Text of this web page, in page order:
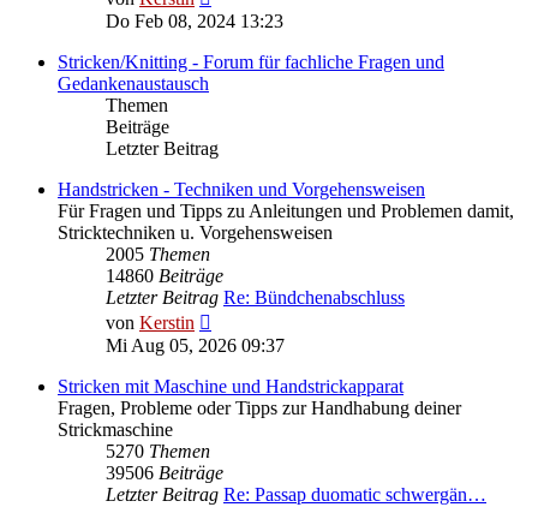
Beitrag
Do Feb 08, 2024 13:23
Stricken/Knitting - Forum für fachliche Fragen und
Gedankenaustausch
Themen
Beiträge
Letzter Beitrag
Handstricken - Techniken und Vorgehensweisen
Für Fragen und Tipps zu Anleitungen und Problemen damit,
Stricktechniken u. Vorgehensweisen
2005 Themen
14860 Beiträge
Letzter Beitrag Re: Bündchenabschluss
von Kerstin
Beitrag
Mi Aug 05, 2026 09:37
Stricken mit Maschine und Handstrickapparat
Fragen, Probleme oder Tipps zur Handhabung deiner
Strickmaschine
5270 Themen
39506 Beiträge
Letzter Beitrag Re: Passap duomatic schwergän…